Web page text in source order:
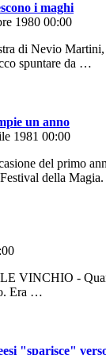
i maghi
1980 00:00
di Nevio Martini,
spuntare da …
un anno
1981 00:00
del primo
della
VINCHIO -
Era …
"sparisce"